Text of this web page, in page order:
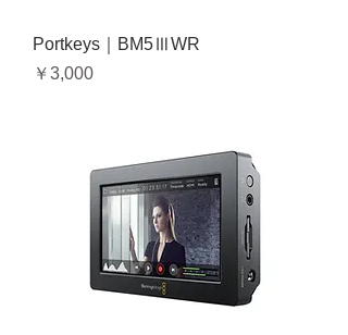
Portkeys｜BM5ⅢWR
価格
￥3,000